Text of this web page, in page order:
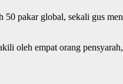
pakar global, sekali gus
oleh empat orang